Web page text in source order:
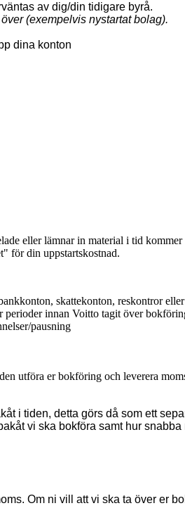
av dig/din tidigare byrå.
(exempelvis nystartat bolag).
dina konton
eller lämnar in material i tid kommer
för din uppstartskostnad.
skattekonton, reskontror
innan Voitto tagit över
pausning
utföra er bokföring och leverera
i tiden, detta görs då som ett
vi ska bokföra samt hur
Om ni vill att vi ska ta över er